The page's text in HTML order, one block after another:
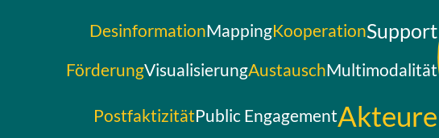
DesinformationMappingKooperationSupport
FörderungVisualisierungAustauschMultimodalität
PostfaktizitätPublic EngagementAkteure